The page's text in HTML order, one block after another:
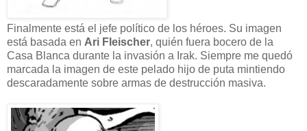
Finalmente está el jefe político de los héroes. Su imagen
está basada en Ari Fleischer, quién fuera bocero de la
Casa Blanca durante la invasión a Irak. Siempre me quedó
marcada la imagen de este pelado hijo de puta mintiendo
descaradamente sobre armas de destrucción masiva.